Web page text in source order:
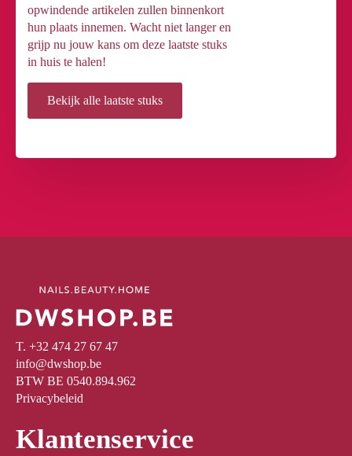
opwindende artikelen zullen binnenkort
hun plaats innemen. Wacht niet langer en
grijp nu jouw kans om deze laatste stuks
in huis te halen!
Bekijk alle laatste stuks
T. +32 474 27 67 47
info@dwshop.be
BTW BE 0540.894.962
Privacybeleid
Klantenservice